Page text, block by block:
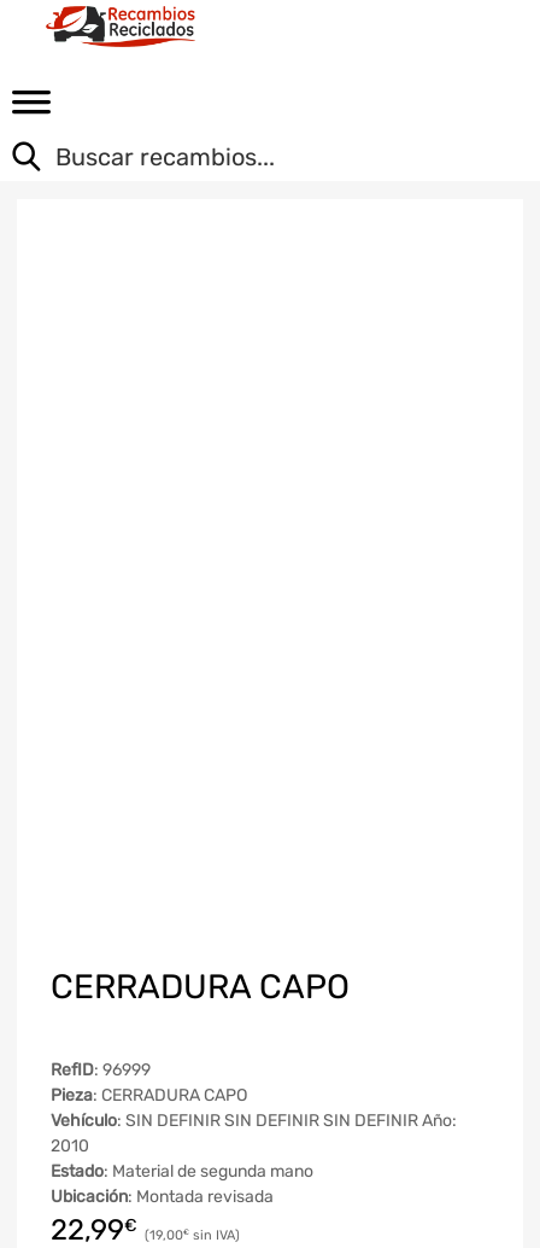
CERRADURA CAPO
RefID: 96999
Pieza: CERRADURA CAPO
Vehículo: SIN DEFINIR SIN DEFINIR SIN DEFINIR Año:
2010
Estado: Material de segunda mano
Ubicación: Montada revisada
22,99€ 19,00€